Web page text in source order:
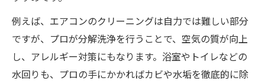
例えば、エアコンのクリーニングは自力では難しい部分
ですが、プロが分解洗浄を行うことで、空気の質が向上
し、アレルギー対策にもなります。浴室やトイレなどの
水回りも、プロの手にかかればカビや水垢を徹底的に除